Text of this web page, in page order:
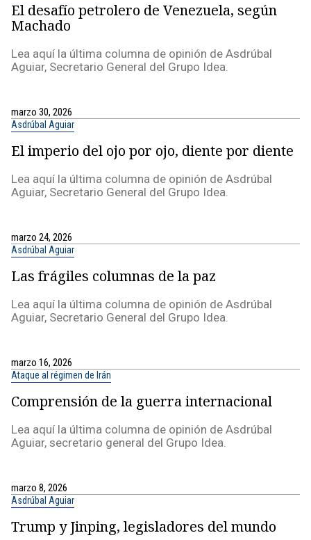
El desafío petrolero de Venezuela, según
Machado
Lea aquí la última columna de opinión de Asdrúbal
Aguiar, Secretario General del Grupo Idea.
marzo 30, 2026
Asdrúbal Aguiar
El imperio del ojo por ojo, diente por diente
Lea aquí la última columna de opinión de Asdrúbal
Aguiar, Secretario General del Grupo Idea.
marzo 24, 2026
Asdrúbal Aguiar
Las frágiles columnas de la paz
Lea aquí la última columna de opinión de Asdrúbal
Aguiar, Secretario General del Grupo Idea.
marzo 16, 2026
Ataque al régimen de Irán
Comprensión de la guerra internacional
Lea aquí la última columna de opinión de Asdrúbal
Aguiar, secretario general del Grupo Idea.
marzo 8, 2026
Asdrúbal Aguiar
Trump y Jinping, legisladores del mundo